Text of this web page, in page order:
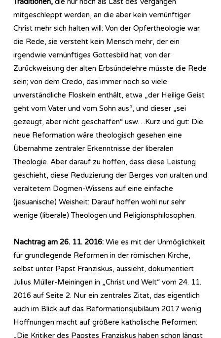
mitgeschleppt werden, an die aber kein vernünftiger
Christ mehr sich halten will: Von der Opfertheologie war
die Rede, sie versteht kein Mensch mehr, der ein
irgendwie vernünftiges Gottesbild hat; von der
Zurückweisung der alten Erbsündelehre müsste die Rede
sein; von dem Credo, das immer noch so viele
unverständliche Floskeln enthält, etwa „der Heilige Geist
geht vom Vater und vom Sohn aus“, und dieser „sei
gezeugt, aber nicht geschaffen“ usw…Kurz und gut: Die
neue Reformation wäre theologisch gesehen eine
Übernahme zentraler Erkenntnisse der liberalen
Theologie. Aber darauf zu hoffen, dass diese Leistung
geschieht, diese Reduzierung der Berges von uralten und
veraltetem Dogmen-Wissens auf eine einfache
(jesuanische) Weisheit: Darauf hoffen wohl nur sehr
wenige (liberale) Theologen und Religionsphilosophen.
Nachtrag am 26. 11. 2016: Wie es mit der Unmöglichkeit
für grundlegende Reformen in der römischen Kirche,
selbst unter Papst Franziskus, aussieht, dokumentiert
Julius Müller-Meiningen in „Christ und Welt“ vom 24. 11.
2016 auf Seite 2. Nur ein zentrales Zitat, das eigentlich
auch im Blick auf das Reformationsjubiläum 2017 wenig
Hoffnungen macht auf größere katholische Reformen:
„Die Kritiker des Papstes Franziskus haben schon längst